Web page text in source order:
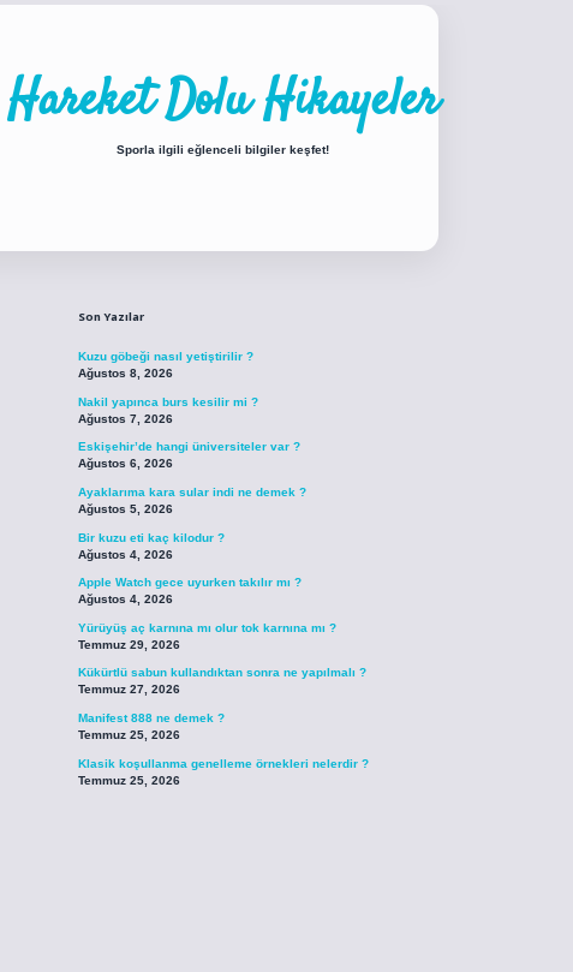
Hareket Dolu Hikayeler
Sporla ilgili eğlenceli bilgiler keşfet!
Son Yazılar
Kuzu göbeği nasıl yetiştirilir ?
Ağustos 8, 2026
Nakil yapınca burs kesilir mi ?
Ağustos 7, 2026
Eskişehir’de hangi üniversiteler var ?
Ağustos 6, 2026
Ayaklarıma kara sular indi ne demek ?
Ağustos 5, 2026
Bir kuzu eti kaç kilodur ?
Ağustos 4, 2026
Apple Watch gece uyurken takılır mı ?
Ağustos 4, 2026
Yürüyüş aç karnına mı olur tok karnına mı ?
Temmuz 29, 2026
Kükürtlü sabun kullandıktan sonra ne yapılmalı ?
Temmuz 27, 2026
Manifest 888 ne demek ?
Temmuz 25, 2026
Klasik koşullanma genelleme örnekleri nelerdir ?
Temmuz 25, 2026